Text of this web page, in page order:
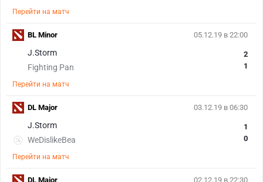
Перейти на матч
05.12.19 в 22:00
J.Storm
Fighting Pan
2
1
Перейти на матч
BL Minor
03.12.19 в 06:30
J.Storm
WeDislikeBea
1
0
Перейти на матч
DL Major
02.12.19 в 22:30
DL Major